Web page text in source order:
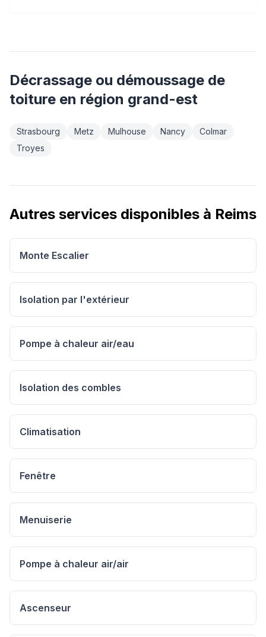
Décrassage ou démoussage de
toiture en région grand-est
Strasbourg Metz Mulhouse Nancy
Colmar
Troyes
Autres services disponibles à Reims
Monte Escalier
Isolation par l'extérieur
Pompe à chaleur air/eau
Isolation des combles
Climatisation
Fenêtre
Menuiserie
Pompe à chaleur air/air
Ascenseur